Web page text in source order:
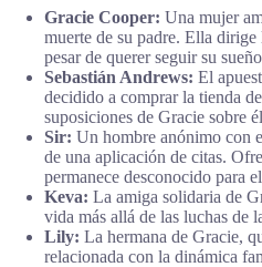
Gracie Cooper: Una mujer
muerte de su padre. Ella
pesar de querer seguir su
Sebastián Andrews: El
decidido a comprar la tienda
suposiciones de Gracie sobre
Sir: Un hombre anónimo con
de una aplicación de citas.
permanece desconocido para
Keva: La amiga solidaria de
vida más allá de las luchas de
Lily: La hermana de Gracie,
relacionada con la dinámica